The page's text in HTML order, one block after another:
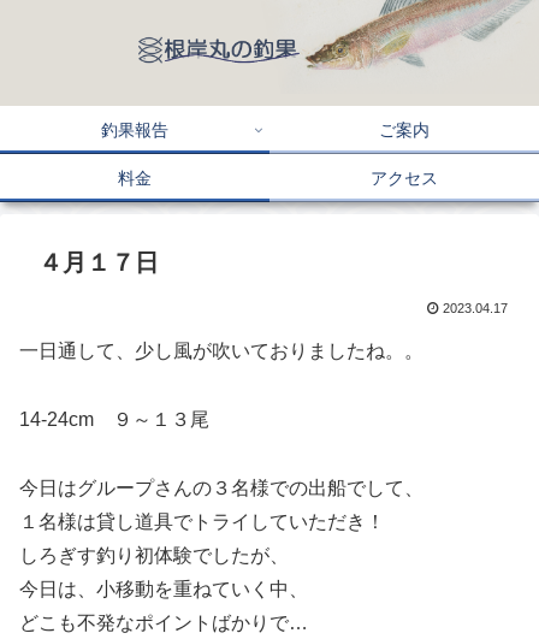
釣果報告 ご案内
料金 アクセス
４月１７日
2023.04.17
一日通して、少し風が吹いておりましたね。。
14-24cm ９～１３尾
今日はグループさんの３名様での出船でして、
１名様は貸し道具でトライしていただき！
しろぎす釣り初体験でしたが、
今日は、小移動を重ねていく中、
どこも不発なポイントばかりで…